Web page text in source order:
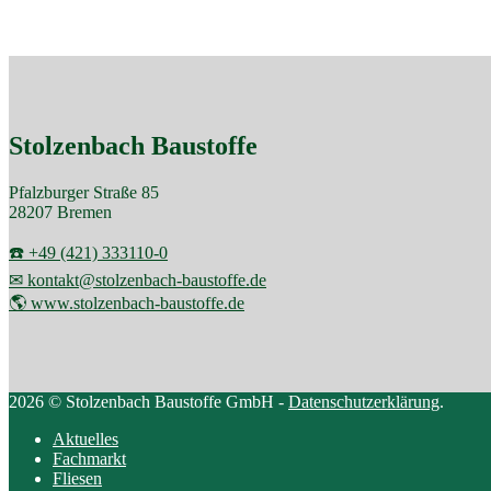
Stolzenbach Baustoffe
Pfalzburger Straße 85
28207 Bremen
☎️ +49 (421) 333110-0
✉ kontakt@stolzenbach-baustoffe.de
🌎 www.stolzenbach-baustoffe.de
2026 © Stolzenbach Baustoffe GmbH - Datenschutzerklärung.
Aktuelles
Fachmarkt
Fliesen